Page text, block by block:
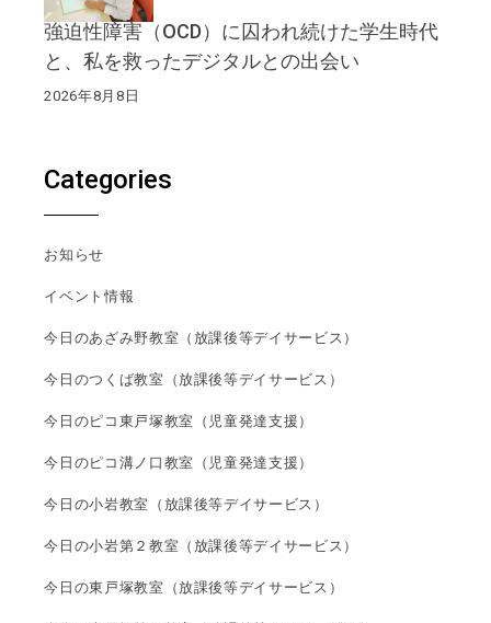
強迫性障害（OCD）に囚われ続けた学生時代
と、私を救ったデジタルとの出会い
2026年8月8日
Categories
お知らせ
イベント情報
今日のあざみ野教室（放課後等デイサービス）
今日のつくば教室（放課後等デイサービス）
今日のピコ東戸塚教室（児童発達支援）
今日のピコ溝ノ口教室（児童発達支援）
今日の小岩教室（放課後等デイサービス）
今日の小岩第２教室（放課後等デイサービス）
今日の東戸塚教室（放課後等デイサービス）